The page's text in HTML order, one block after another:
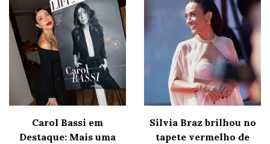
Carol Bassi em
Destaque: Mais uma
Silvia Braz brilhou no
tapete vermelho de